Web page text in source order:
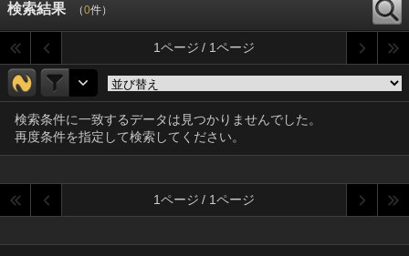
検索結果 （0件）
1ページ / 1ページ
検索条件に一致するデータは見つかりませんでした。
再度条件を指定して検索してください。
1ページ / 1ページ